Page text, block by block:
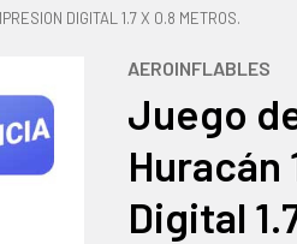
DIGITAL 1.7 X 0.8 METROS.
AEROINFLABLES
Juego
Huracán
Digital